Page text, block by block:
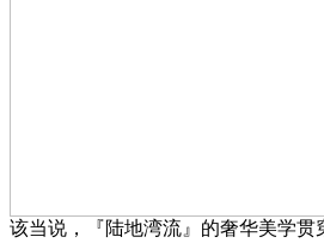
该当说，『陆地湾流』的奢华美学贯